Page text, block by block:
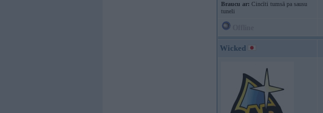
Braucu ar: Cincīti tumsā pa sausu
tuneli
Wicked